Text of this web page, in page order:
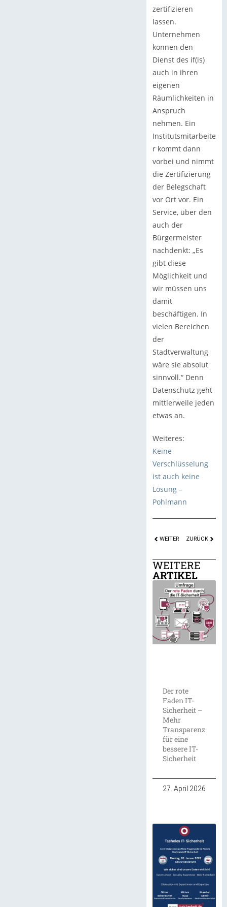
zertifizieren
lassen.
Unternehmen
können den
Dienst des if(is)
auch in ihren
eigenen
Räumlichkeiten in
Anspruch
nehmen. Ein
Institutsmitarbeite
r kommt dann
vorbei und nimmt
die Zertifizierung
der Belegschaft
vor Ort vor. Ein
Service, über den
auch der
Bürgermeister
nachdenkt: „Es
gibt diese
Möglichkeit und
wir müssen uns
damit
beschäftigen. In
vielen Bereichen
der
Stadtverwaltung
wäre sie absolut
sinnvoll.“ Denn
Datenschutz geht
mittlerweile jeden
etwas an.
Weiteres:
Keine
Verschlüsselung
ist auch keine
Lösung –
Pohlmann
WEITER ZURÜCK
WEITERE
ARTIKEL
Der rote
Faden IT-
Sicherheit –
Mehr
Transparenz
für eine
bessere IT-
Sicherheit
27. April 2026